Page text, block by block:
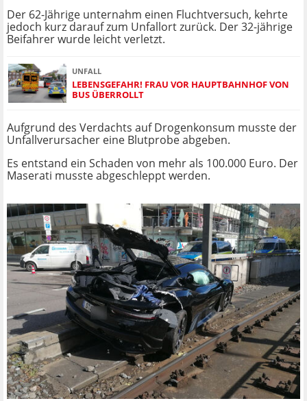
Der 62-Jährige unternahm einen Fluchtversuch, kehrte
jedoch kurz darauf zum Unfallort zurück. Der 32-jährige
Beifahrer wurde leicht verletzt.
UNFALL
LEBENSGEFAHR! FRAU VOR HAUPTBAHNHOF VON
BUS ÜBERROLLT
Aufgrund des Verdachts auf Drogenkonsum musste der
Unfallverursacher eine Blutprobe abgeben.
Es entstand ein Schaden von mehr als 100.000 Euro. Der
Maserati musste abgeschleppt werden.